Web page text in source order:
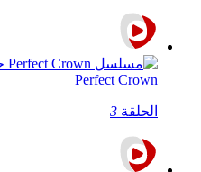
Perfect Crown
الحلقة 3